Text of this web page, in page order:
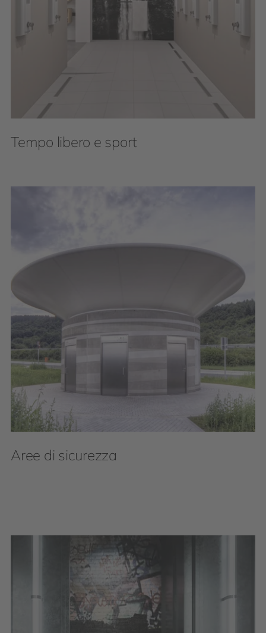
Tempo libero e sport
Aree di sicurezza